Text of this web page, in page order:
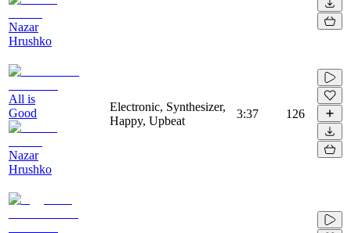
Nazar
Hrushko
All is
Good
Nazar
Hrushko
Electronic, Synthesizer,
Happy, Upbeat
3:37 126